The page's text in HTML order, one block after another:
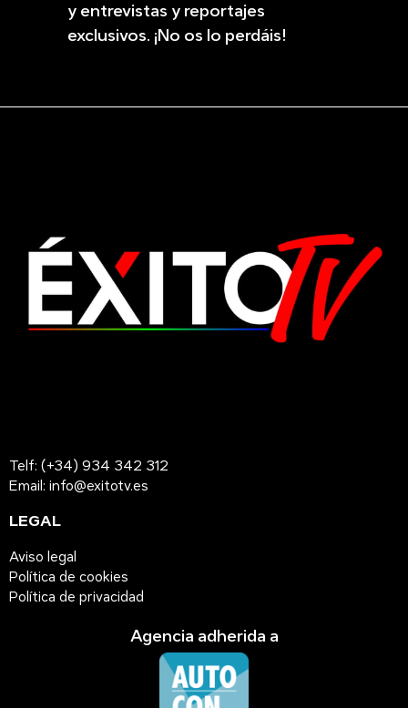
y entrevistas y reportajes
exclusivos. ¡No os lo perdáis!
Telf: (+34) 934 342 312
Email: info@exitotv.es
LEGAL
Aviso legal
Política de cookies
Política de privacidad
Agencia adherida a